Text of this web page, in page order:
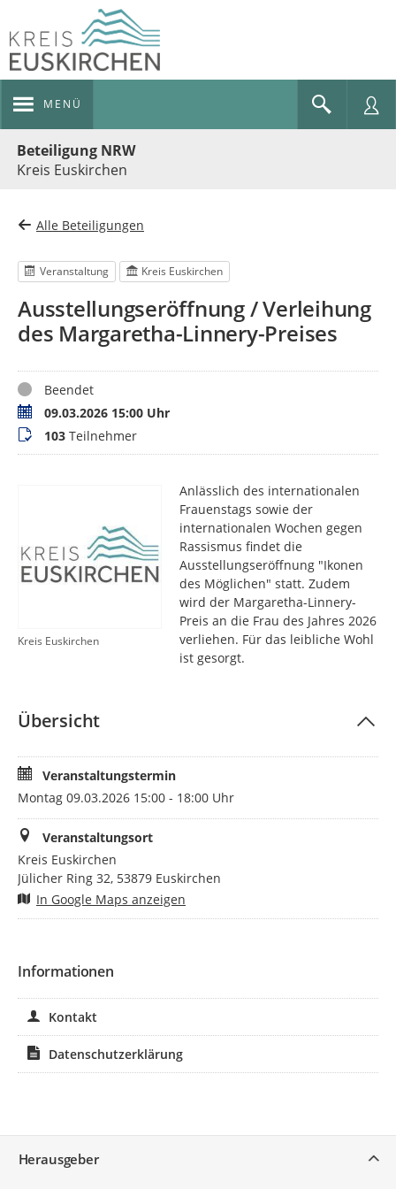
MENÜ
Beteiligung NRW
Kreis Euskirchen
Alle Beteiligungen
Veranstaltung Kreis Euskirchen
Ausstellungseröffnung / Verleihung
des Margaretha-Linnery-Preises
StatusBeendet
Termin09.03.2026 15:00 Uhr
Teilnehmer
103 Teilnehmer
Kreis Euskirchen
Anlässlich des internationalen
Frauenstags sowie der
internationalen Wochen gegen
Rassismus findet die
Ausstellungseröffnung "Ikonen
des Möglichen" statt. Zudem
wird der Margaretha-Linnery-
Preis an die Frau des Jahres 2026
verliehen. Für das leibliche Wohl
ist gesorgt.
Übersicht
Veranstaltungstermin
Montag 09.03.2026 15:00 - 18:00 Uhr
Veranstaltungsort
Kreis Euskirchen
Jülicher Ring 32, 53879 Euskirchen
In Google Maps anzeigen
Informationen
Kontakt
Datenschutzerklärung
Herausgeber